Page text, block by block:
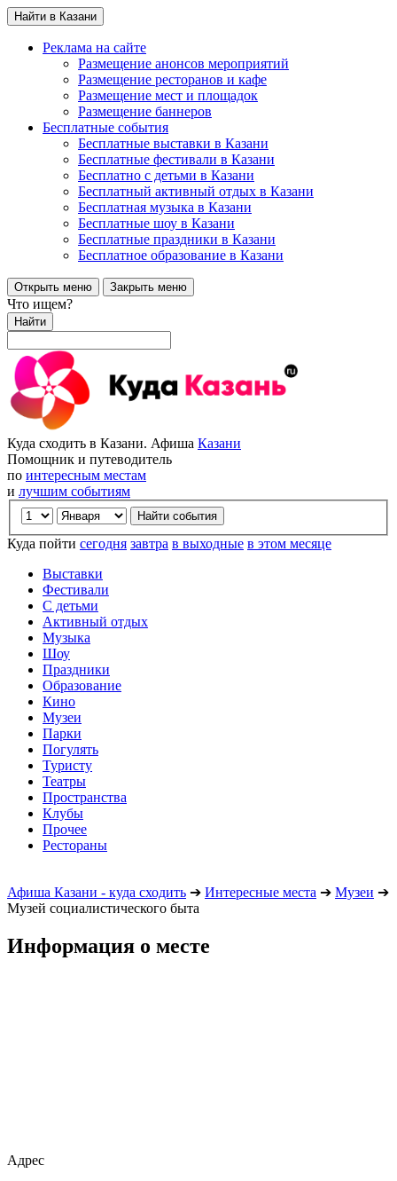
Найти в Казани
Реклама на сайте
Размещение анонсов мероприятий
Размещение ресторанов и кафе
Размещение мест и площадок
Размещение баннеров
Бесплатные события
Бесплатные выставки в Казани
Бесплатные фестивали в Казани
Бесплатно с детьми в Казани
Бесплатный активный отдых в Казани
Бесплатная музыка в Казани
Бесплатные шоу в Казани
Бесплатные праздники в Казани
Бесплатное образование в Казани
Открыть меню Закрыть меню
Что ищем?
Найти
Куда сходить в Казани. Афиша Казани
Помощник и путеводитель
по интересным местам
и лучшим событиям
Куда пойти сегодня завтра в выходные в этом месяце
Выставки
Фестивали
С детьми
Активный отдых
Музыка
Шоу
Праздники
Образование
Кино
Музеи
Парки
Погулять
Туристу
Театры
Пространства
Клубы
Прочее
Рестораны
Афиша Казани - куда сходить ➔ Интересные места ➔ Музеи ➔
Музей социалистического быта
Информация о месте
Адрес